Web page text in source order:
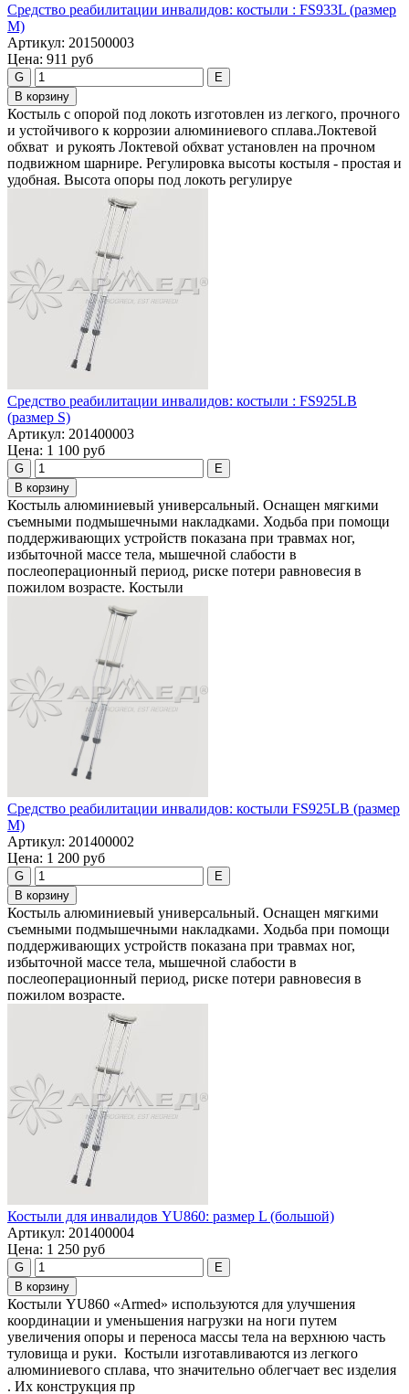
Средство реабилитации инвалидов: костыли : FS933L (размер
M)
Артикул: 201500003
Цена: 911 руб
G
E
В корзину
Костыль с опорой под локоть изготовлен из легкого, прочного
и устойчивого к коррозии алюминиевого сплава.Локтевой
обхват и рукоять Локтевой обхват установлен на прочном
подвижном шарнире. Регулировка высоты костыля - простая и
удобная. Высота опоры под локоть регулируе
Средство реабилитации инвалидов: костыли : FS925LB
(размер S)
Артикул: 201400003
Цена: 1 100 руб
G
E
В корзину
Костыль алюминиевый универсальный. Оснащен мягкими
съемными подмышечными накладками. Ходьба при помощи
поддерживающих устройств показана при травмах ног,
избыточной массе тела, мышечной слабости в
послеоперационный период, риске потери равновесия в
пожилом возрасте. Костыли
Средство реабилитации инвалидов: костыли FS925LB (размер
M)
Артикул: 201400002
Цена: 1 200 руб
G
E
В корзину
Костыль алюминиевый универсальный. Оснащен мягкими
съемными подмышечными накладками. Ходьба при помощи
поддерживающих устройств показана при травмах ног,
избыточной массе тела, мышечной слабости в
послеоперационный период, риске потери равновесия в
пожилом возрасте.
Костыли для инвалидов YU860: размер L (большой)
Артикул: 201400004
Цена: 1 250 руб
G
E
В корзину
Костыли YU860 «Armed» используются для улучшения
координации и уменьшения нагрузки на ноги путем
увеличения опоры и переноса массы тела на верхнюю часть
туловища и руки. Костыли изготавливаются из легкого
алюминиевого сплава, что значительно облегчает вес изделия
. Их конструкция пр